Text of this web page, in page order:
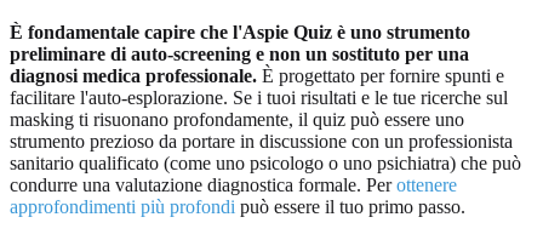
È fondamentale capire che l'Aspie Quiz è uno strumento
preliminare di auto-screening e non un sostituto per una
diagnosi medica professionale. È progettato per fornire spunti e
facilitare l'auto-esplorazione. Se i tuoi risultati e le tue ricerche sul
masking ti risuonano profondamente, il quiz può essere uno
strumento prezioso da portare in discussione con un professionista
sanitario qualificato (come uno psicologo o uno psichiatra) che può
condurre una valutazione diagnostica formale. Perottenere
approfondimenti più profondi può essere il tuo primo passo.